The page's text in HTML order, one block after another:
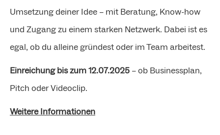
Umsetzung deiner Idee – mit Beratung, Know-how
und Zugang zu einem starken Netzwerk. Dabei ist es
egal, ob du alleine gründest oder im Team arbeitest.
Einreichung bis zum 12.07.2025 – ob Businessplan,
Pitch oder Videoclip.
Weitere Informationen